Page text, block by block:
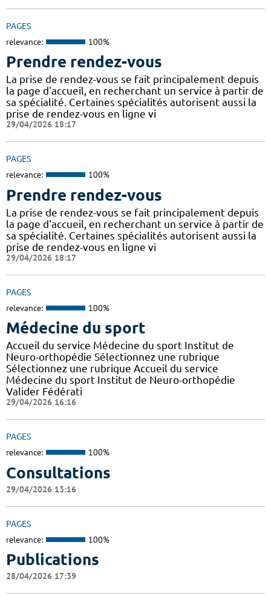
PAGES
relevance: 100%
Prendre rendez-vous
La prise de rendez-vous se fait principalement depuis
la page d'accueil, en recherchant un service à partir de
sa spécialité. Certaines spécialités autorisent aussi la
prise de rendez-vous en ligne vi
29/04/2026 18:17
PAGES
relevance: 100%
Prendre rendez-vous
La prise de rendez-vous se fait principalement depuis
la page d'accueil, en recherchant un service à partir de
sa spécialité. Certaines spécialités autorisent aussi la
prise de rendez-vous en ligne vi
29/04/2026 18:17
PAGES
relevance: 100%
Médecine du sport
Accueil du service Médecine du sport Institut de
Neuro-orthopédie Sélectionnez une rubrique
Sélectionnez une rubrique Accueil du service
Médecine du sport Institut de Neuro-orthopédie
Valider Fédérati
29/04/2026 16:16
PAGES
relevance: 100%
Consultations
29/04/2026 13:16
PAGES
relevance: 100%
Publications
28/04/2026 17:39